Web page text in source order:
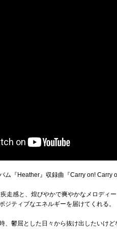
『Heather』収録曲『Carry on! Carry
走感と、煌びやかで爽やかなメロディ
ティブなエネルギーを届けてくれる。
、鬱屈とした日々から抜け出したいけ